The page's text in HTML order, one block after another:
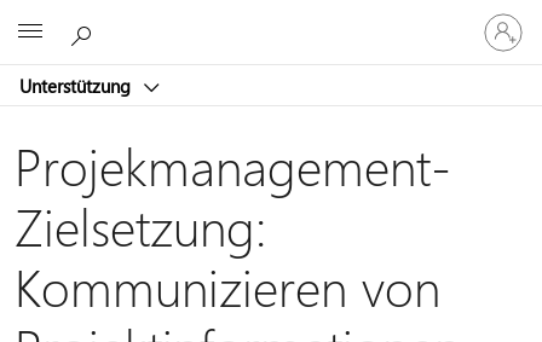
Unterstützung
Bei
Ihrem
Konto
Projekmanagement-
Zielsetzung:
Kommunizieren von